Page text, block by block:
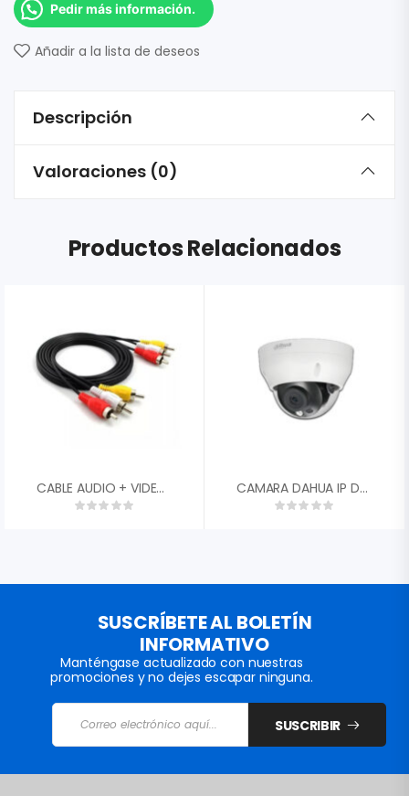
Pedir más información.
Añadir a la lista de deseos
Descripción
Valoraciones (0)
Productos Relacionados
CABLE AUDIO + VIDEO + CORRIENTE 15 MTS CAMARA DAHUA IP DOMO PLASTICO 2MP 30FPS LENTE MOTORIZADA. 2,8 – 12MM FOV 105░ – 33░ DWDR IR 40M H.265+ POE IP67 DH-IPC-HDPW1230R1N-ZS-2812-S5
SUSCRÍBETE AL BOLETÍN
INFORMATIVO
Manténgase actualizado con nuestras
promociones y no dejes escapar ninguna.
SUSCRIBIR